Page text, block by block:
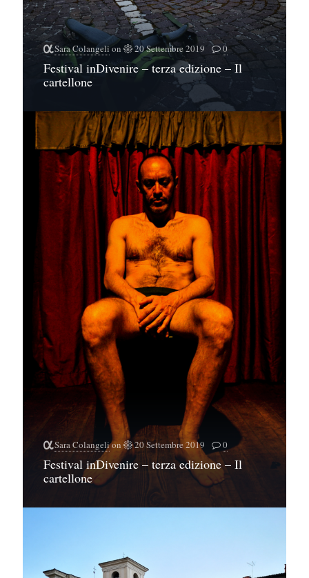
Sara Colangelion 20 Settembre 2019 0
Festival inDivenire – terza edizione – Il
cartellone
Sara Colangelion 20 Settembre 2019 0
Festival inDivenire – terza edizione – Il
cartellone